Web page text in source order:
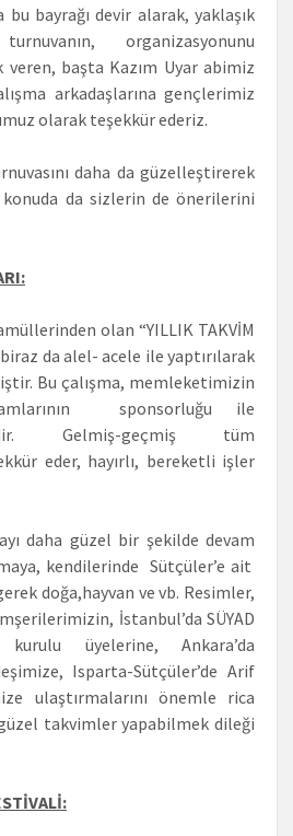
bu bayrağı devir alarak, yaklaşık
organizasyonunu
başta Kazım Uyar abimiz
arkadaşlarına gençlerimiz
olarak teşekkür ederiz.
daha da güzelleştirerek
da sizlerin de önerilerini
olan “YILLIK TAKVİM
biraz da alel- acele ile yaptırılarak
Bu çalışma, memleketimizin
sponsorluğu ile
Gelmiş-geçmiş tüm
eder, hayırlı, bereketli işler
daha güzel bir şekilde devam
kendilerinde Sütçüler’e ait
doğa,hayvan ve vb. Resimler,
İstanbul’da SÜYAD
kurulu üyelerine, Ankara’da
Isparta-Sütçüler’de Arif
ulaştırmalarını önemle rica
takvimler yapabilmek dileği